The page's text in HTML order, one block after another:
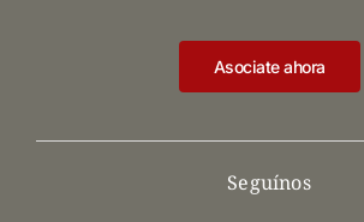
Seguínos
Asociate ahora